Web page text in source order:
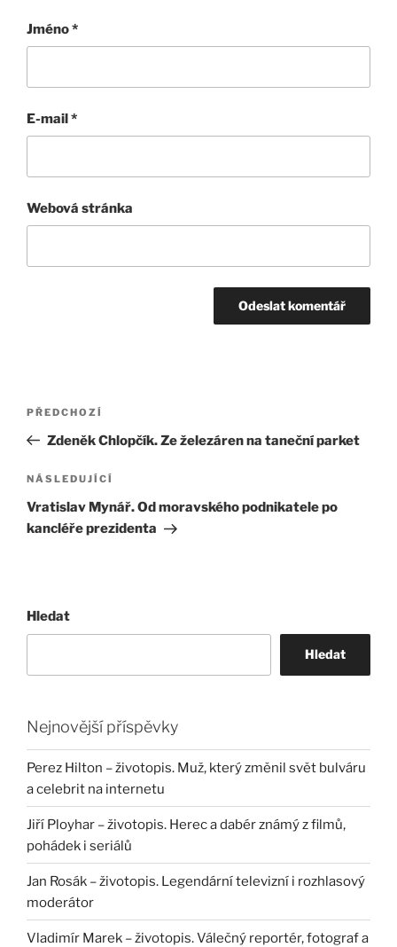
Jméno*
E-mail*
Webová stránka
Navigace
příspěvek
Předchozí
příspěvek
PŘEDCHOZÍ
Zdeněk Chlopčík. Ze železáren na taneční parket
Následující
příspěvek
NÁSLEDUJÍCÍ
Vratislav Mynář. Od moravského podnikatele po
kancléře prezidenta
Hledat
Hledat
Nejnovější příspěvky
Perez Hilton – životopis. Muž, který změnil svět bulváru
a celebrit na internetu
Jiří Ployhar – životopis. Herec a dabér známý z filmů,
pohádek i seriálů
Jan Rosák – životopis. Legendární televizní i rozhlasový
moderátor
Vladimír Marek – životopis. Válečný reportér, fotograf a